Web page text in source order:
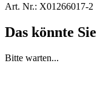
Art. Nr.: X01266017-2
Das könnte
Bitte warten...